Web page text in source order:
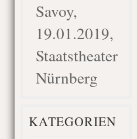
Savoy,
19.01.2019,
Staatstheater
Nürnberg
KATEGORIEN